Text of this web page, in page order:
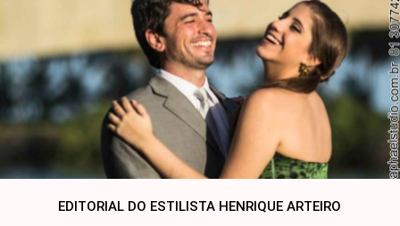
EDITORIAL DO ESTILISTA HENRIQUE ARTEIRO